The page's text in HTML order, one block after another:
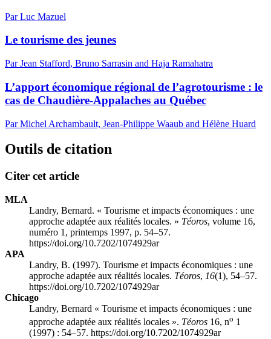
Par Luc Mazuel
Le tourisme des jeunes
Par Jean Stafford, Bruno Sarrasin and Haja Ramahatra
L’apport économique régional de l’agrotourisme : le
cas de Chaudière-Appalaches au Québec
Par Michel Archambault, Jean-Philippe Waaub and Hélène Huard
Outils de citation
Citer cet article
MLA
Landry, Bernard. « Tourisme et impacts économiques : une
approche adaptée aux réalités locales. » Téoros, volume 16,
numéro 1, printemps 1997, p. 54–57.
https://doi.org/10.7202/1074929ar
APA
Landry, B. (1997). Tourisme et impacts économiques : une
approche adaptée aux réalités locales. Téoros, 16(1), 54–57.
https://doi.org/10.7202/1074929ar
Chicago
Landry, Bernard « Tourisme et impacts économiques : une
approche adaptée aux réalités locales ». Téoros 16, no 1
(1997) : 54–57. https://doi.org/10.7202/1074929ar